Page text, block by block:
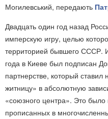
Могилевський, передають
Двадцать один год назад
имперскую игру, целью
территорией бывшего СССР.
года в Киеве был подписан
партнерстве, который
житницу» в абсолютную
«союзного центра». Это
прописанных в